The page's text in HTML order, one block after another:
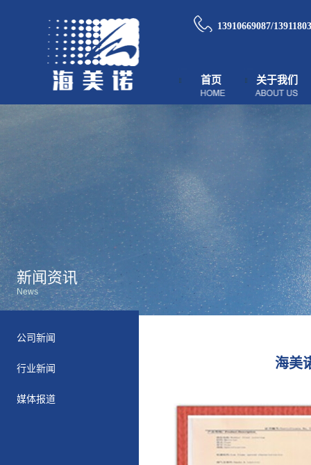
13910669087/
首页 关于我们
新闻资讯
News
公司新闻
行业新闻
媒体报道
海美